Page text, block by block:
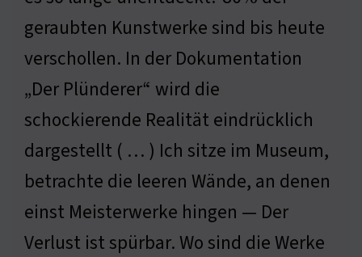
geraubten Kunstwerke sind bis heute
verschollen. In der Dokumentation
„Der Plünderer“ wird die
schockierende Realität eindrücklich
dargestellt ( … ) Ich sitze im Museum,
betrachte die leeren Wände, an denen
einst Meisterwerke hingen — Der
Verlust ist spürbar. Wo sind die Werke